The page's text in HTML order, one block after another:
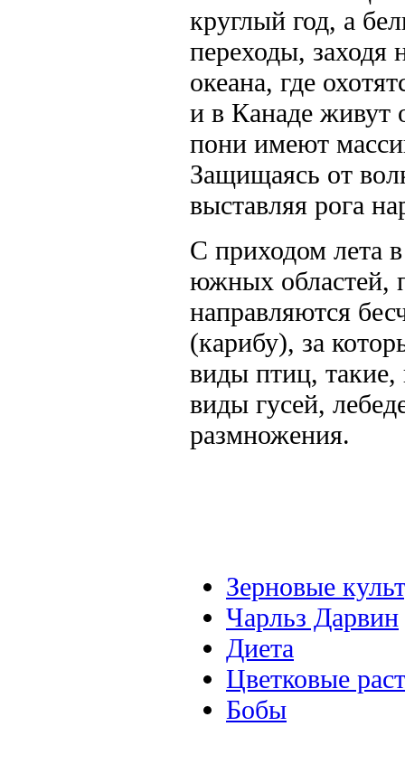
круглый год, а
переходы, заходя
океана, где
и в Канаде живут
пони имеют
Защищаясь от
выставляя рога
С приходом лета
южных областей,
направляются
(карибу), за
виды птиц, такие,
виды гусей,
размножения.
Зерновые
Чарльз Дарвин
Диета
Цветковые
Бобы